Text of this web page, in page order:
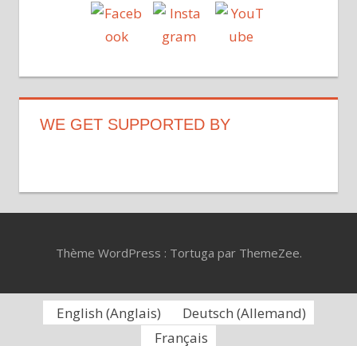
WE GET SUPPORTED BY
Thème WordPress : Tortuga par ThemeZee.
English (Anglais) Deutsch (Allemand)
Français